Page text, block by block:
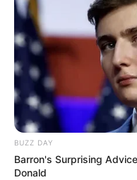
BUZZ DAY
Barron's Surprising
Donald